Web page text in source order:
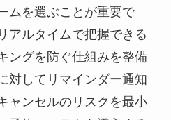
ムを選ぶことが重要で
アルタイムで把握できる
ングを防ぐ仕組みを整備
対してリマインダー通知
ャンセルのリスクを最小